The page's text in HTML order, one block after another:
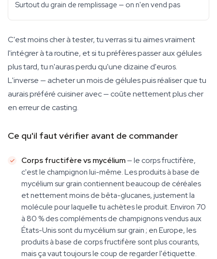
Surtout du grain de remplissage — on n'en vend pas
C'est moins cher à tester, tu verras si tu aimes vraiment
l'intégrer à ta routine, et si tu préfères passer aux gélules
plus tard, tu n'auras perdu qu'une dizaine d'euros.
L'inverse — acheter un mois de gélules puis réaliser que tu
aurais préféré cuisiner avec — coûte nettement plus cher
en erreur de casting.
Ce qu'il faut vérifier avant de commander
Corps fructifère vs mycélium— le corps fructifère,
c'est le champignon lui-même. Les produits à base de
mycélium sur grain contiennent beaucoup de céréales
et nettement moins de bêta-glucanes, justement la
molécule pour laquelle tu achètes le produit. Environ 70
à 80 % des compléments de champignons vendus aux
États-Unis sont du mycélium sur grain ; en Europe, les
produits à base de corps fructifère sont plus courants,
mais ça vaut toujours le coup de regarder l'étiquette.